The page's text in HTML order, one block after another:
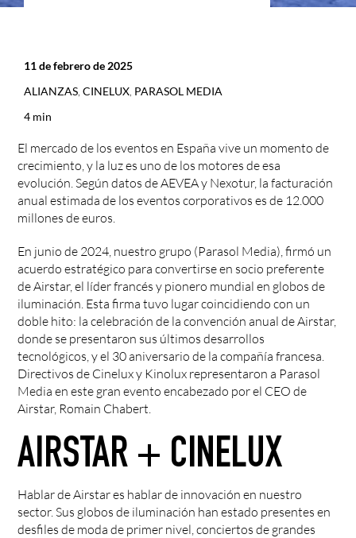
11 de febrero de 2025
ALIANZAS, CINELUX, PARASOL MEDIA
4 min
El mercado de los eventos en España vive un momento de
crecimiento, y la luz es uno de los motores de esa
evolución. Segúndatos de AEVEA y Nexotur, la facturación
anual estimada de los eventos corporativos es de 12.000
millones de euros.
En junio de 2024, nuestro grupo (Parasol Media), firmó un
acuerdo estratégico para convertirse en socio preferente
de Airstar, el líder francés y pionero mundial en globos de
iluminación. Esta firma tuvo lugar coincidiendo con un
doble hito: la celebración de la convención anual de Airstar,
donde se presentaron sus últimos desarrollos
tecnológicos, y el 30 aniversario de la compañía francesa.
Directivos de Cinelux y Kinolux representaron a Parasol
Media en este gran evento encabezado por el CEO de
Airstar, Romain Chabert.
AIRSTAR + CINELUX
Hablar de Airstar es hablar de innovación en nuestro
sector. Sus globos de iluminación han estado presentes en
desfiles de moda de primer nivel, conciertos de grandes